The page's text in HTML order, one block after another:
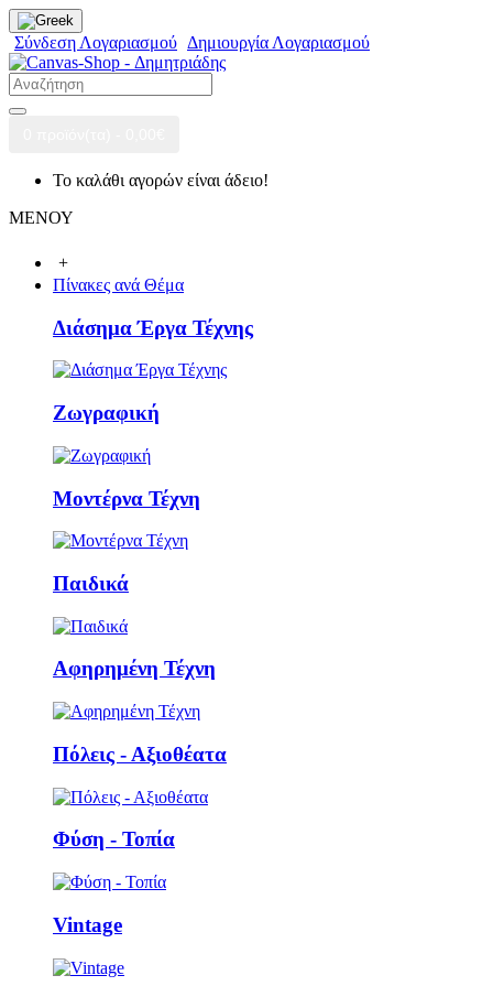
Σύνδεση Λογαριασμού Δημιουργία Λογαριασμού
Το καλάθι αγορών είναι άδειο!
ΜΕΝΟΥ
+
Πίνακες ανά Θέμα
Διάσημα Έργα Τέχνης
Ζωγραφική
Μοντέρνα Τέχνη
Παιδικά
Αφηρημένη Τέχνη
Πόλεις - Αξιοθέατα
Φύση - Τοπία
Vintage